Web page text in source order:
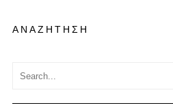
ΑΝΑΖΗΤΗΣΗ